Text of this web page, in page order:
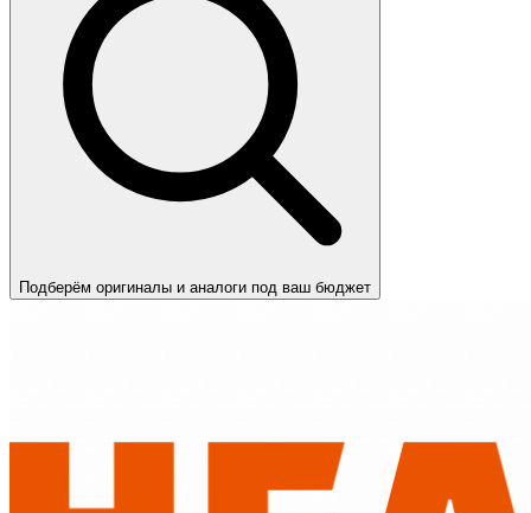
Подберём оригиналы и аналоги под ваш бюджет